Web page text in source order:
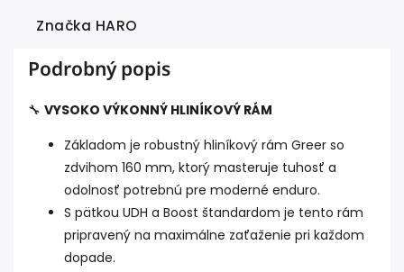
Značka HARO
Podrobný popis
🔧 VYSOKO VÝKONNÝ HLINÍKOVÝ RÁM
Základom je robustný hliníkový rám Greer so
zdvihom 160 mm, ktorý masteruje tuhosť a
odolnosť potrebnú pre moderné enduro.
S pätkou UDH a Boost štandardom je tento rám
pripravený na maximálne zaťaženie pri každom
dopade.